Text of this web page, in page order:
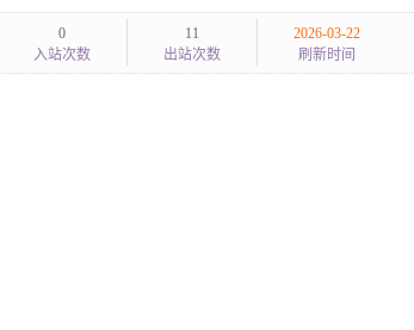
0
入站次数
11
出站次数
2026-03-22
刷新时间